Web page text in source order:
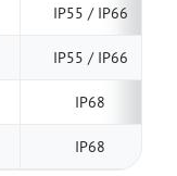
IP55 / IP66
IP55 / IP66
IP68
IP68